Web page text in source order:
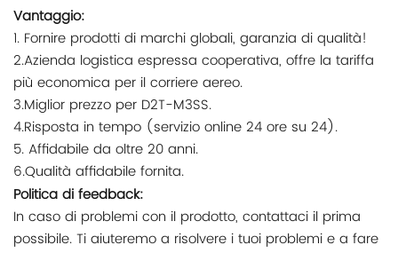
Vantaggio:
1. Fornire prodotti di marchi globali, garanzia di qualità!
2.Azienda logistica espressa cooperativa, offre la tariffa
più economica per il corriere aereo.
3.Miglior prezzo per D2T-M3SS.
4.Risposta in tempo (servizio online 24 ore su 24).
5. Affidabile da oltre 20 anni.
6.Qualità affidabile fornita.
Politica di feedback:
In caso di problemi con il prodotto, contattaci il prima
possibile. Ti aiuteremo a risolvere i tuoi problemi e a fare